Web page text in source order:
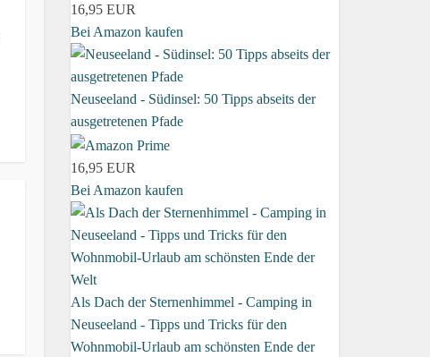
16,95 EUR
Bei Amazon kaufen
Neuseeland - Südinsel: 50 Tipps abseits der
ausgetretenen Pfade
16,95 EUR
Bei Amazon kaufen
Als Dach der Sternenhimmel - Camping in
Neuseeland - Tipps und Tricks für den
Wohnmobil-Urlaub am schönsten Ende der